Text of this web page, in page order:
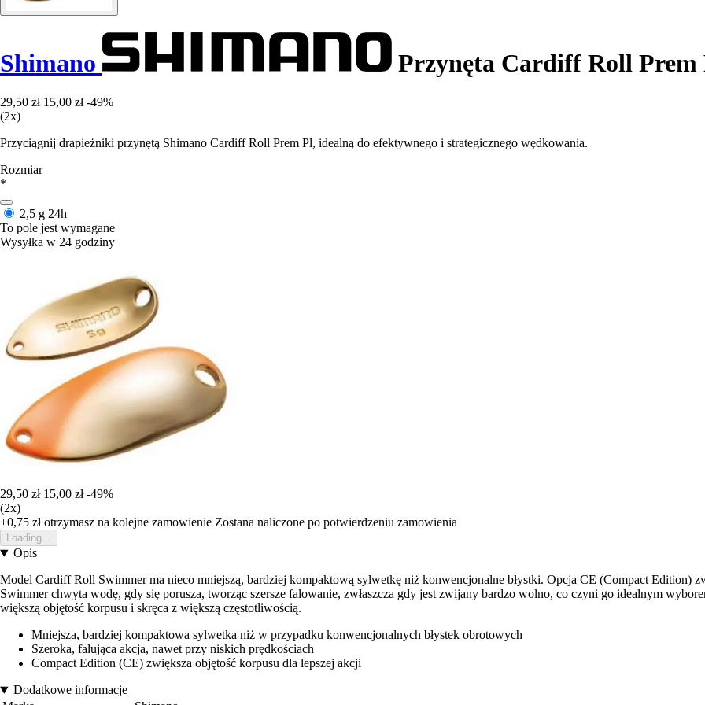
Shimano Przynęta Cardiff Roll Prem
29,50 zł 15,00 zł -49%
(2x)
Przyciągnij drapieżniki przynętą Shimano Cardiff Roll Prem Pl, idealną do efektywnego i strategicznego wędkowania.
Rozmiar
*
2,5 g 24h
To pole jest wymagane
Wysyłka w 24 godziny
29,50 zł 15,00 zł -49%
(2x)
+0,75 złotrzymasz na kolejne zamowienie Zostana naliczone po potwierdzeniu zamowienia
Loading...
Opis
Model Cardiff Roll Swimmer ma nieco mniejszą, bardziej kompaktową sylwetkę niż konwencjonalne błystki. Opcja CE (Compact Edition)
Swimmer chwyta wodę, gdy się porusza, tworząc szersze falowanie, zwłaszcza gdy jest zwijany bardzo wolno, co czyni go idealnym
większą objętość korpusu i skręca z większą częstotliwością.
Mniejsza, bardziej kompaktowa sylwetka niż w przypadku konwencjonalnych błystek obrotowych
Szeroka, falująca akcja, nawet przy niskich prędkościach
Compact Edition (CE) zwiększa objętość korpusu dla lepszej akcji
Dodatkowe informacje